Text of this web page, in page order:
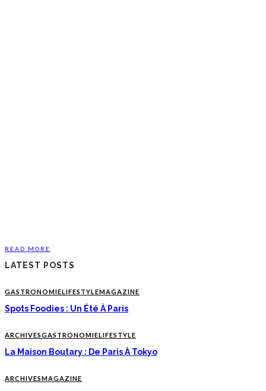
READ MORE
LATEST POSTS
GASTRONOMIELIFESTYLEMAGAZINE
Spots Foodies : Un Été À Paris
ARCHIVESGASTRONOMIELIFESTYLE
La Maison Boutary : De Paris À Tokyo
ARCHIVESMAGAZINE